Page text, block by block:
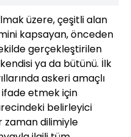
üzere, çeşitli alan
kapsayan, önceden
gerçekleştirilen
ya da bütünü. İlk
askeri amaçlı
etmek için
belirleyici
zaman dilimiyle